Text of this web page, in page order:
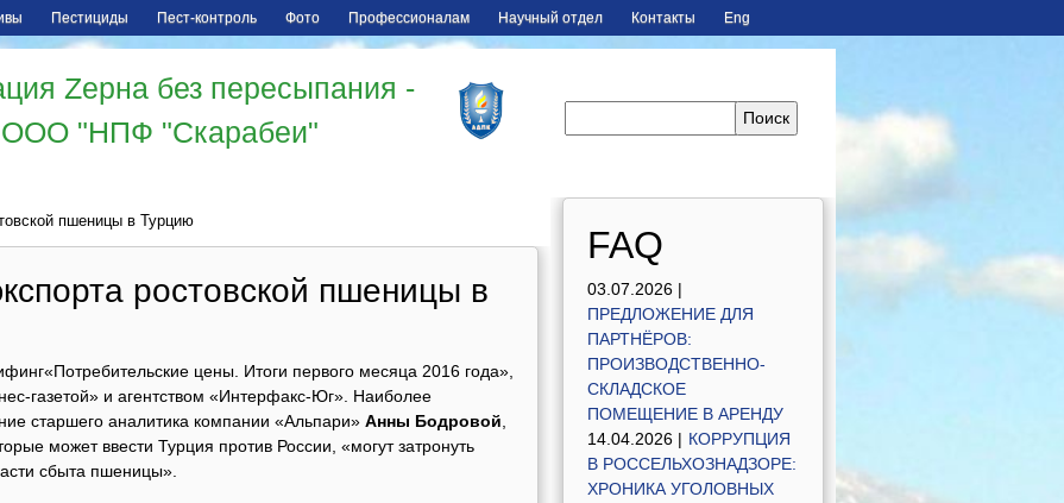
Пестициды Пест-контроль Фото Профессионалам Научный отдел Контакты Eng
Zерна без пересыпания -
ООО "НПФ "Скарабеи"
пшеницы в Турцию
ростовской пшеницы в
цены. Итоги первого месяца 2016 года»,
газетой» и агентством «Интерфакс-Юг». Наиболее
старшего аналитика компании «Альпари» Анны Бодровой
может ввести Турция против России, «могут затронуть
сбыта пшеницы».
FAQ
03.07.2026 |
ПРЕДЛОЖЕНИЕ ДЛЯ
ПАРТНЁРОВ:
ПРОИЗВОДСТВЕННО-
СКЛАДСКОЕ
ПОМЕЩЕНИЕ В АРЕНДУ
14.04.2026 | КОРРУПЦИЯ
В РОССЕЛЬХОЗНАДЗОРЕ:
ХРОНИКА УГОЛОВНЫХ